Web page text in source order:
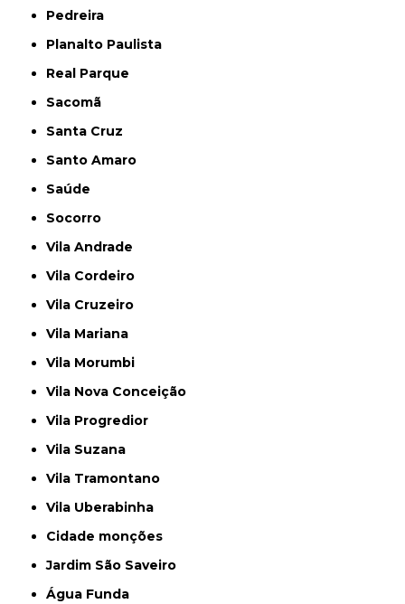
Pedreira
Planalto Paulista
Real Parque
Sacomã
Santa Cruz
Santo Amaro
Saúde
Socorro
Vila Andrade
Vila Cordeiro
Vila Cruzeiro
Vila Mariana
Vila Morumbi
Vila Nova Conceição
Vila Progredior
Vila Suzana
Vila Tramontano
Vila Uberabinha
cidade monções
jardim São Saveiro
Água Funda